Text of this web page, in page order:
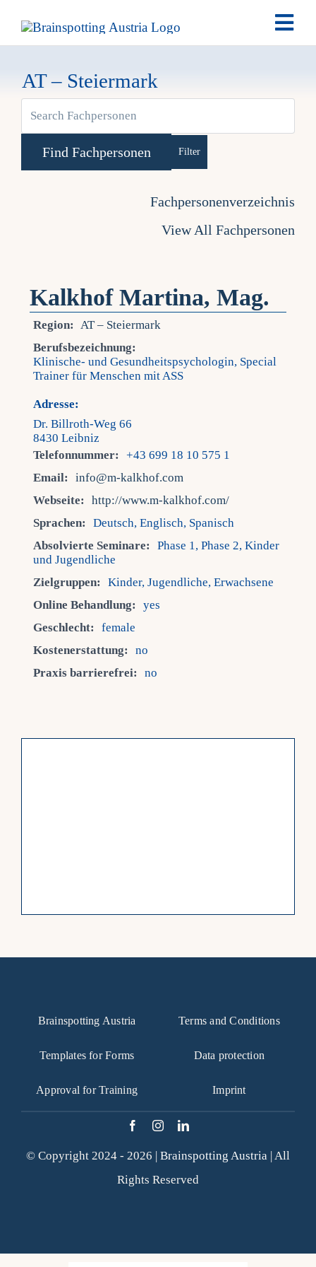
My
AT – Steiermark
Fachpersonenverzeichnis
View All Fachpersonen
Kalkhof Martina, Mag.
Region: AT – Steiermark
Berufsbezeichnung:
Klinische- und Gesundheitspsychologin, Special
Trainer für Menschen mit ASS
Adresse:
Dr. Billroth-Weg 66
8430 Leibniz
Telefonnummer:
+43 699 18 10 575 1
Email:
info@m-kalkhof.com
Webseite:
http://www.m-kalkhof.com/
Sprachen:
Deutsch, Englisch, Spanisch
Absolvierte Seminare:
Phase 1, Phase 2, Kinder
und Jugendliche
Zielgruppen:
Kinder, Jugendliche, Erwachsene
Online Behandlung:
yes
Geschlecht:
female
Kostenerstattung:
no
Praxis barrierefrei:
no
Brainspotting Austria
Templates for Forms
Approval for Training
Terms and Conditions
Data protection
Imprint
© Copyright 2024 - 2026 | Brainspotting Austria | All
Rights Reserved